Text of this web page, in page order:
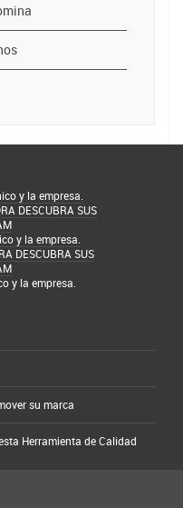
y la empresa.
DESCUBRA SUS
y la empresa.
DESCUBRA SUS
y la empresa.
su marca
Herramienta de Calidad